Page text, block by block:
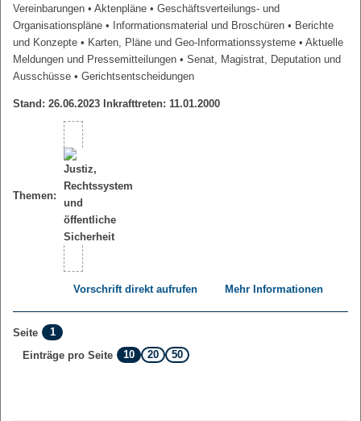
Vereinbarungen • Aktenpläne • Geschäftsverteilungs- und
Organisationspläne • Informationsmaterial und Broschüren • Berichte
und Konzepte • Karten, Pläne und Geo-Informationssysteme • Aktuelle
Meldungen und Pressemitteilungen • Senat, Magistrat, Deputation und
Ausschüsse • Gerichtsentscheidungen
Stand: 26.06.2023 Inkrafttreten: 11.01.2000
Themen:
Vorschrift direkt aufrufen Mehr Informationen
Seite
1
Einträge pro Seite
10 20 50